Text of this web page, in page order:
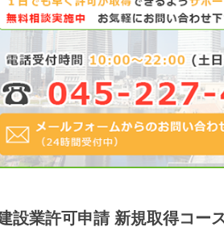
設業許可申請 新規取得コー